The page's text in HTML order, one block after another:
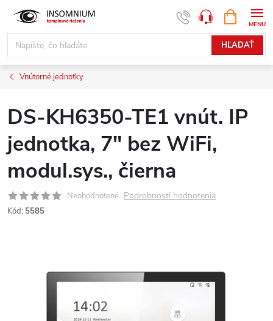
obsah
HĽADAŤ
KOŠÍK
Vnútorné jednotky
DS-KH6350-TE1 vnút. IP
jednotka, 7" bez WiFi,
modul.sys., čierna
Neohodnotené Podrobnosti hodnotenia
Kód: 5585
www.insomnium.sk - Chat